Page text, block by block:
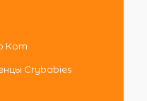
Кот
Crybabies